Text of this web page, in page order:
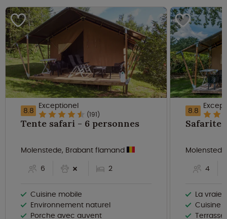
8.8 Exceptionel
(191)
Tente safari - 6 personnes
Molenstede, Brabant flamand
6
2
Cuisine mobile
Environnement naturel
Porche avec auvent
8.8
4
La vraie
Cuisine